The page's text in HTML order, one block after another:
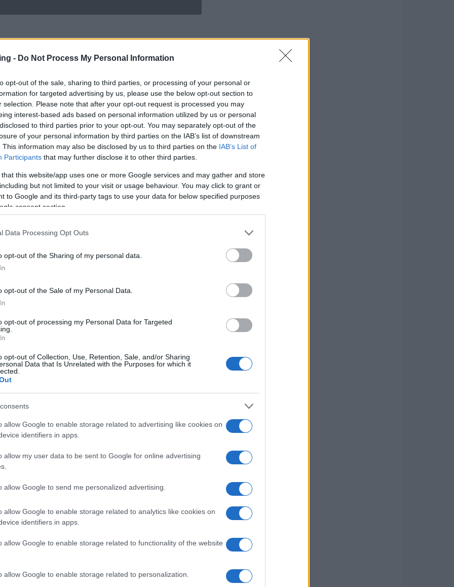
- Do Not Process My Personal Information
opt-out of the sale, sharing to third parties, or processing of your personal or
for targeted advertising by us, please use the below opt-out section to
selection. Please note that after your opt-out request is processed you may
interest-based ads based on personal information utilized by us or personal
to third parties prior to your opt-out. You may separately opt-out of the
of your personal information by third parties on the IAB’s list of downstream
This information may also be disclosed by us to third parties on the IAB’s List of
Participants that may further disclose it to other third parties.
that this website/app uses one or more Google services and may gather and store
but not limited to your visit or usage behaviour. You may click to grant or
to Google and its third-party tags to use your data for below specified purposes
consent section.
Data Processing Opt Outs
opt-out of the Sharing of my personal data.
opt-out of the Sale of my Personal Data.
opt-out of processing my Personal Data for Targeted
opt-out of Collection, Use, Retention, Sale, and/or Sharing
Data that Is Unrelated with the Purposes for which it
allow Google to enable storage related to advertising like cookies on
identifiers in apps.
allow my user data to be sent to Google for online advertising
allow Google to send me personalized advertising.
allow Google to enable storage related to analytics like cookies on
identifiers in apps.
allow Google to enable storage related to functionality of the website
allow Google to enable storage related to personalization.
e del gaming, la qualità audio è un
trascurare. Oggi voglio parlarti del
che promette di elevare le performance
serie di caratteristiche innovative e un design
come una soluzione versatile per chi
compromessi. Ma cosa lo rende così
FIFINE A8
retroilluminazione RGB. Non è solo un
tocco di personalizzazione per il tuo setup!
il microfono si adatta perfettamente
postazione di streaming. Non è fantastico
con gli accessori da gaming, ma diventa
il tuo ambiente?